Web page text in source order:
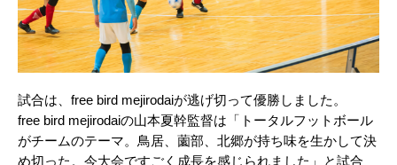
試合は、free bird mejirodaiが逃げ切って優勝しました。
free bird mejirodaiの山本夏幹監督は「トータルフットボール
がチームのテーマ。鳥居、薗部、北郷が持ち味を生かして決
め切った。今大会ですごく成長を感じられました」と試合